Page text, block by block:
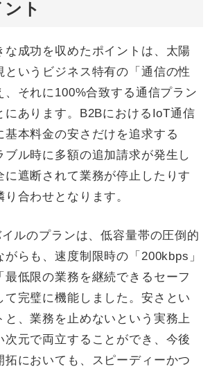
ト
な成功を収めたポイントは、太陽
というビジネス特有の「通信の性
、それに100%合致する通信プラン
にあります。B2BにおけるIoT通信
基本料金の安さだけを追求する
ブル時に多額の追加請求が発生し
に遮断されて業務が停止したりす
合わせとなります。
ルのプランは、低容量帯の圧倒的
らも、速度制限時の「200kbps」
最低限の業務を継続できるセーフ
て完璧に機能しました。安さとい
と、業務を止めないという実務上
次元で両立することができ、今後
拓においても、スピーディーかつ